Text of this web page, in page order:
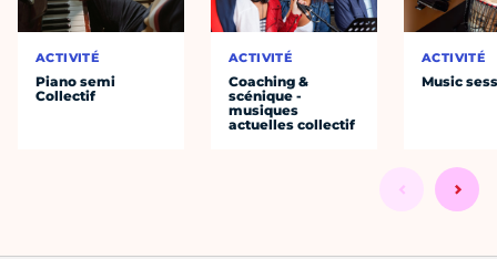
ACTIVITÉ
Piano semi
Collectif
ACTIVITÉ
Coaching &
scénique -
musiques
actuelles collectif
ACTIVITÉ
Music